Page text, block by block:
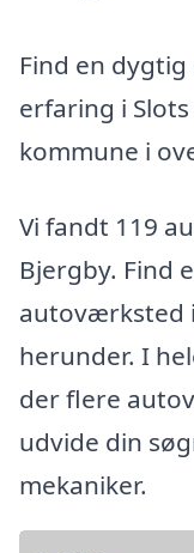
Find en
erfaring i
kommune i
Vi fandt 119
Bjergby. Find
autoværksted
herunder. I
der flere
udvide din
mekaniker.